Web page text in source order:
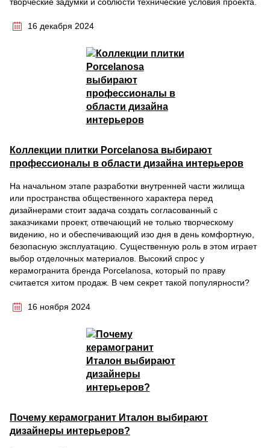
16 декабря 2024
Коллекции плитки Porcelanosa выбирают
профессионалы в области дизайна интерьеров
На начальном этапе разработки внутренней части жилища
или пространства общественного характера перед
дизайнерами стоит задача создать согласованный с
заказчиками проект, отвечающий не только творческому
видению, но и обеспечивающий изо дня в день комфортную,
безопасную эксплуатацию. Существенную роль в этом играет
выбор отделочных материалов. Высокий спрос у
керамогранита бренда Porcelanosa, который по праву
считается хитом продаж. В чем секрет такой популярности?
16 ноября 2024
Почему керамогранит Италон выбирают
дизайнеры интерьеров?